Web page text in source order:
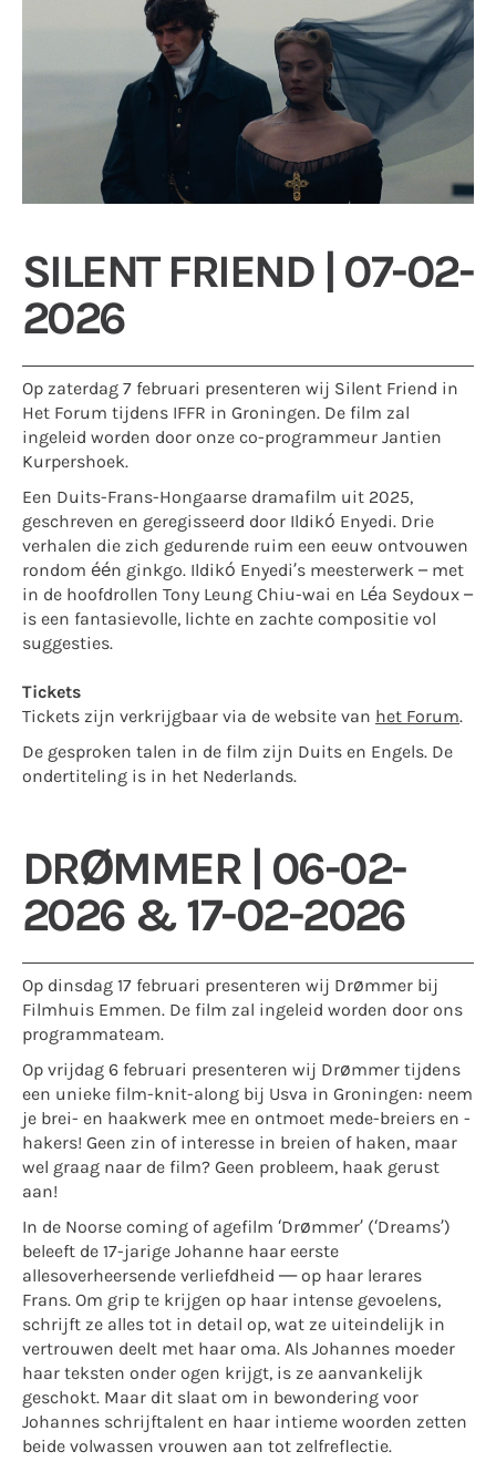
SILENT FRIEND | 07-02-
2026
Op zaterdag 7 februari presenteren wij Silent Friend in
Het Forum tijdens IFFR in Groningen. De film zal
ingeleid worden door onze co-programmeur Jantien
Kurpershoek.
Een Duits-Frans-Hongaarse dramafilm uit 2025,
geschreven en geregisseerd door Ildikó Enyedi. Drie
verhalen die zich gedurende ruim een eeuw ontvouwen
rondom één ginkgo. Ildikó Enyedi’s meesterwerk – met
in de hoofdrollen Tony Leung Chiu-wai en Léa Seydoux –
is een fantasievolle, lichte en zachte compositie vol
suggesties.
Tickets
Tickets zijn verkrijgbaar via de website van het Forum.
De gesproken talen in de film zijn Duits en Engels. De
ondertiteling is in het Nederlands.
DRØMMER | 06-02-
2026 & 17-02-2026
Op dinsdag 17 februari presenteren wij Drømmer bij
Filmhuis Emmen. De film zal ingeleid worden door ons
programmateam.
Op vrijdag 6 februari presenteren wij Drømmer tijdens
een unieke film-knit-along bij Usva in Groningen: neem
je brei- en haakwerk mee en ontmoet mede-breiers en -
hakers! Geen zin of interesse in breien of haken, maar
wel graag naar de film? Geen probleem, haak gerust
aan!
In de Noorse coming of agefilm ‘Drømmer’ (‘Dreams’)
beleeft de 17-jarige Johanne haar eerste
allesoverheersende verliefdheid — op haar lerares
Frans. Om grip te krijgen op haar intense gevoelens,
schrijft ze alles tot in detail op, wat ze uiteindelijk in
vertrouwen deelt met haar oma. Als Johannes moeder
haar teksten onder ogen krijgt, is ze aanvankelijk
geschokt. Maar dit slaat om in bewondering voor
Johannes schrijftalent en haar intieme woorden zetten
beide volwassen vrouwen aan tot zelfreflectie.